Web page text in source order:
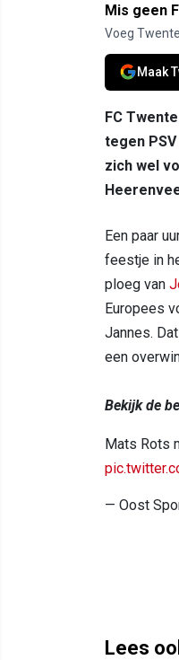
Mis geen
Voeg
Maak
FC
tegen
zich wel
Een paar
feestje in
ploeg van
Europees
Jannes.
een
Bekijk de
Mats Rots
— Oost
Lees